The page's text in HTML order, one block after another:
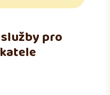
služby pro